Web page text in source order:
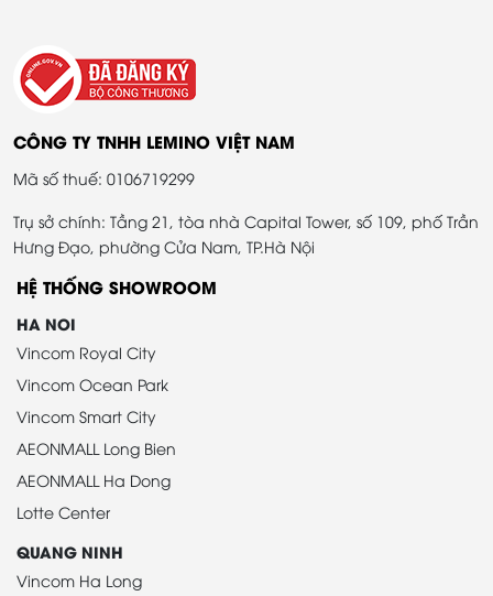
CÔNG TY TNHH LEMINO VIỆT NAM
Mã số thuế: 0106719299
Trụ sở chính: Tầng 21, tòa nhà Capital Tower, số 109, phố Trần
Hưng Đạo, phường Cửa Nam, TP.Hà Nội
HỆ THỐNG SHOWROOM
HA NOI
Vincom Royal City
Vincom Ocean Park
Vincom Smart City
AEONMALL Long Bien
AEONMALL Ha Dong
Lotte Center
QUANG NINH
Vincom Ha Long